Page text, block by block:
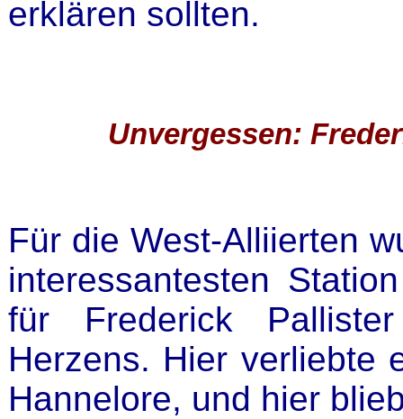
erklären sollten.
Unvergessen:
Für die West-Alliierten
interessantesten
für Frederick
Herzens. Hier verliebte
Hannelore, und hier